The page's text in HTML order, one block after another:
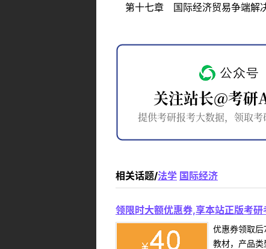
第十七章 国际经济贸易争端解
相关话题/法学 国际经济
领限时大额优惠券,享本站正版考研
优惠券领取
教材，产品